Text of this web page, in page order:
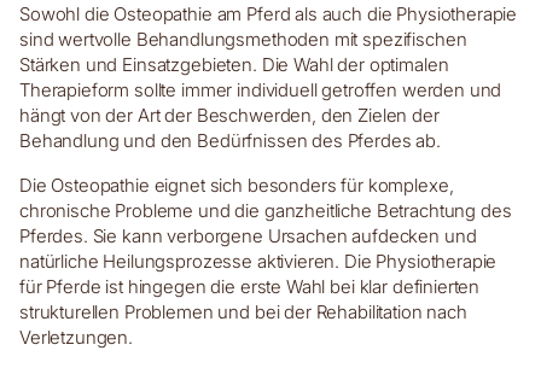
Sowohl die Osteopathie am Pferd als auch die Physiotherapie
sind wertvolle Behandlungsmethoden mit spezifischen
Stärken und Einsatzgebieten. Die Wahl der optimalen
Therapieform sollte immer individuell getroffen werden und
hängt von der Art der Beschwerden, den Zielen der
Behandlung und den Bedürfnissen des Pferdes ab.
Die Osteopathie eignet sich besonders für komplexe,
chronische Probleme und die ganzheitliche Betrachtung des
Pferdes. Sie kann verborgene Ursachen aufdecken und
natürliche Heilungsprozesse aktivieren. Die Physiotherapie
für Pferde ist hingegen die erste Wahl bei klar definierten
strukturellen Problemen und bei der Rehabilitation nach
Verletzungen.